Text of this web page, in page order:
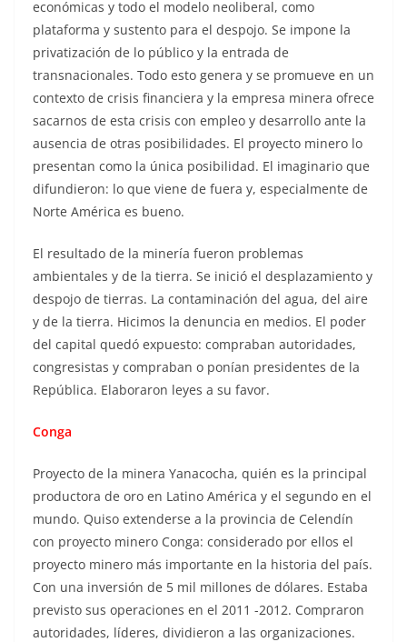
económicas y todo el modelo neoliberal, como
plataforma y sustento para el despojo. Se impone la
privatización de lo público y la entrada de
transnacionales. Todo esto genera y se promueve en un
contexto de crisis financiera y la empresa minera ofrece
sacarnos de esta crisis con empleo y desarrollo ante la
ausencia de otras posibilidades. El proyecto minero lo
presentan como la única posibilidad. El imaginario que
difundieron: lo que viene de fuera y, especialmente de
Norte América es bueno.
El resultado de la minería fueron problemas
ambientales y de la tierra. Se inició el desplazamiento y
despojo de tierras. La contaminación del agua, del aire
y de la tierra. Hicimos la denuncia en medios. El poder
del capital quedó expuesto: compraban autoridades,
congresistas y compraban o ponían presidentes de la
República. Elaboraron leyes a su favor.
Conga
Proyecto de la minera Yanacocha, quién es la principal
productora de oro en Latino América y el segundo en el
mundo. Quiso extenderse a la provincia de Celendín
con proyecto minero Conga: considerado por ellos el
proyecto minero más importante en la historia del país.
Con una inversión de 5 mil millones de dólares. Estaba
previsto sus operaciones en el 2011 -2012. Compraron
autoridades, líderes, dividieron a las organizaciones.